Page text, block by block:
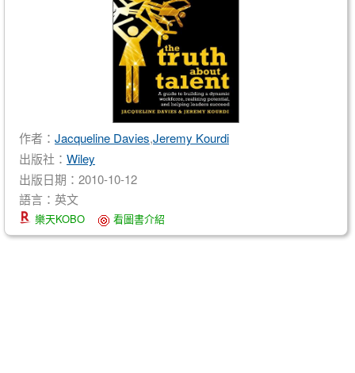
作者： Jacqueline Davies,Jeremy Kourdi
出版社： Wiley
出版日期：2010-10-12
語言：英文
樂天KOBO 看圖書介紹